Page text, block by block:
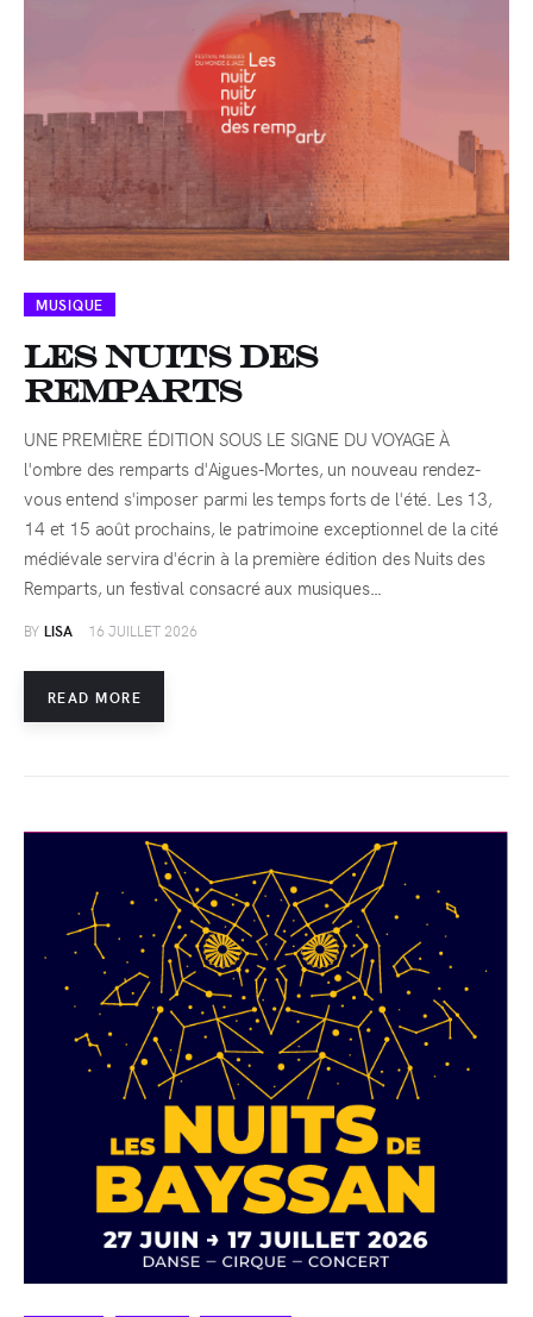
MUSIQUE
LES NUITS DES
REMPARTS
UNE PREMIÈRE ÉDITION SOUS LE SIGNE DU VOYAGE À
l'ombre des remparts d'Aigues-Mortes, un nouveau rendez-
vous entend s'imposer parmi les temps forts de l'été. Les 13,
14 et 15 août prochains, le patrimoine exceptionnel de la cité
médiévale servira d'écrin à la première édition des Nuits des
Remparts, un festival consacré aux musiques…
BY LISA 16 JUILLET 2026
READ MORE